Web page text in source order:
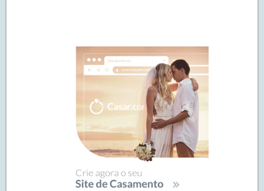
SIDEBAR